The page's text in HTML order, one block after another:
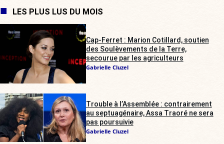
LES PLUS LUS DU MOIS
Cap-Ferret : Marion Cotillard, soutien
des Soulèvements de la Terre,
secourue par les agriculteurs
Gabrielle Cluzel
Trouble à l’Assemblée : contrairement
au septuagénaire, Assa Traoré ne sera
pas poursuivie
Gabrielle Cluzel